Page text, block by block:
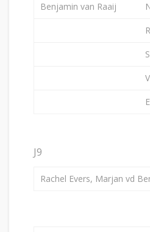
Benjamin van Raaij
J9
Rachel Evers, Marjan vd